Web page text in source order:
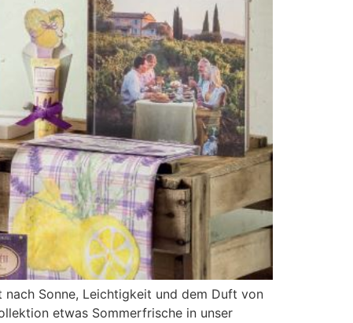
Sonne, Leichtigkeit und dem Duft von
etwas Sommerfrische in unser